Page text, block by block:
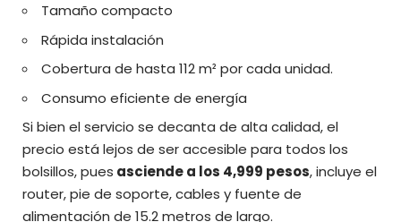
Tamaño compacto
Rápida instalación
Cobertura de hasta 112 m² por cada unidad.
Consumo eficiente de energía
Si bien el servicio se decanta de alta calidad, el
precio está lejos de ser accesible para todos los
bolsillos, pues asciende a los 4,999 pesos, incluye el
router, pie de soporte, cables y fuente de
alimentación de 15.2 metros de largo.